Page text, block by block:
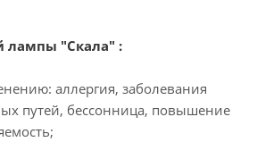
лампы "Скала" :
аллергия, заболевания
путей, бессонница, повышение